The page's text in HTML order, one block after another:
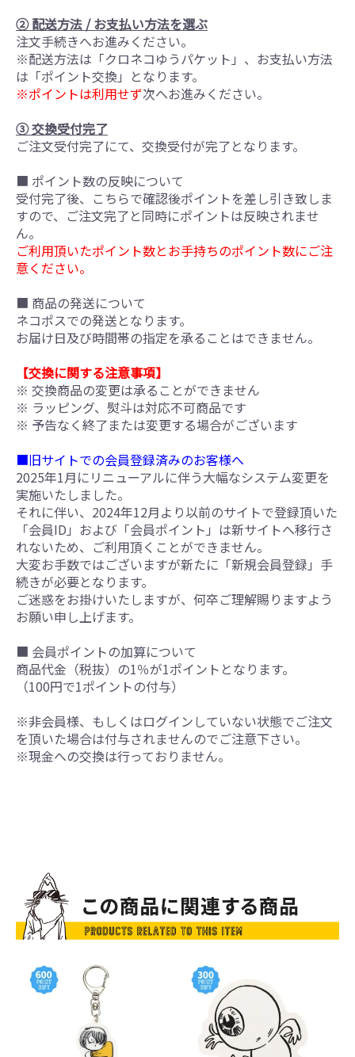
② 配送方法 / お支払い方法を選ぶ
注文手続きへお進みください。
※配送方法は「クロネコゆうパケット」、お支払い方法
は「ポイント交換」となります。
※ポイントは利用せず次へお進みください。
③ 交換受付完了
ご注文受付完了にて、交換受付が完了となります。
■ ポイント数の反映について
受付完了後、こちらで確認後ポイントを差し引き致しま
すので、ご注文完了と同時にポイントは反映されませ
ん。
ご利用頂いたポイント数とお手持ちのポイント数にご注
意ください。
■ 商品の発送について
ネコポスでの発送となります。
お届け日及び時間帯の指定を承ることはできません。
【交換に関する注意事項】
※ 交換商品の変更は承ることができません
※ ラッピング、熨斗は対応不可商品です
※ 予告なく終了または変更する場合がございます
■旧サイトでの会員登録済みのお客様へ
2025年1月にリニューアルに伴う大幅なシステム変更を
実施いたしました。
それに伴い、2024年12月より以前のサイトで登録頂いた
「会員ID」および「会員ポイント」は新サイトへ移行さ
れないため、ご利用頂くことができません。
大変お手数ではございますが新たに「新規会員登録」手
続きが必要となります。
ご迷惑をお掛けいたしますが、何卒ご理解賜りますよう
お願い申し上げます。
■ 会員ポイントの加算について
商品代金（税抜）の1％が1ポイントとなります。
（100円で1ポイントの付与）
※非会員様、もしくはログインしていない状態でご注文
を頂いた場合は付与されませんのでご注意下さい。
※現金への交換は行っておりません。